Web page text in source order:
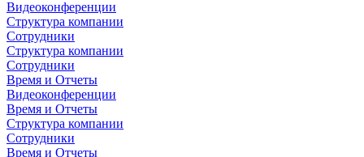
Видеоконференции
Структура компании
Сотрудники
Структура компании
Сотрудники
Время и Отчеты
Видеоконференции
Время и Отчеты
Структура компании
Сотрудники
Время и Отчеты